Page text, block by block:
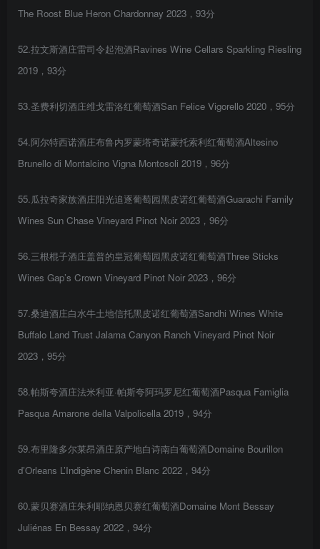
The Roost Blue Heron Chardonnay 2023，93分
52.拉文斯酒庄雷司令起泡酒Ravines Wine Cellars Sparkling Riesling
2019，93分
53.圣费利切酒庄维戈雷洛红葡萄酒San Felice Vigorello 2020，95分
54.阿尔特西诺酒庄布鲁内罗蒙塔奇诺蒙托索利红葡萄酒Altesino
Brunello di Montalcino Vigna Montosoli 2019，96分
55.瓜拉奇家族酒庄阳光追逐葡萄园黑皮诺红葡萄酒Guarachi Family
Wines Sun Chase Vineyard Pinot Noir 2023，96分
56.三根棍子酒庄盖普的皇冠葡萄园黑皮诺红葡萄酒Three Sticks
Wines Gap’s Crown Vineyard Pinot Noir 2023，96分
57.桑迪酒庄白水牛土地信托黑皮诺红葡萄酒Sandhi Wines White
Buffalo Land Trust Jalama Canyon Ranch Vineyard Pinot Noir
2023，95分
58.帕斯夸酒庄法米利亚·帕斯夸阿玛罗尼红葡萄酒Pasqua Famiglia
Pasqua Amarone della Valpolicella 2019，94分
59.布里隆多尔莱昂酒庄原产地白诗南白葡萄酒Domaine Bourillon
d’Orleans L’Indigène Chenin Blanc 2022，94分
60.蒙贝赛酒庄朱利耶纳恩贝赛红葡萄酒Domaine Mont Bessay
Juliénas En Bessay 2022，94分